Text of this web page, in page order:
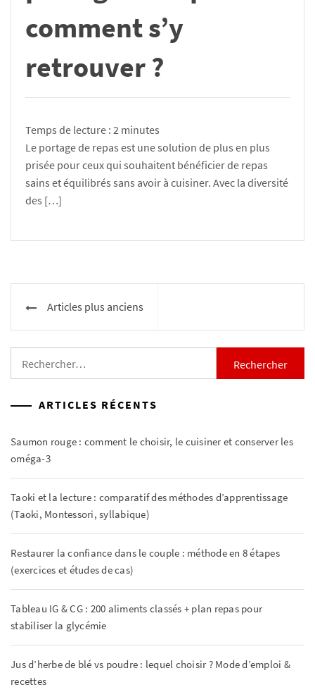
comment s’y
retrouver ?
Temps de lecture : 2 minutes
Le portage de repas est une solution de plus en plus
prisée pour ceux qui souhaitent bénéficier de repas
sains et équilibrés sans avoir à cuisiner. Avec la diversité
des […]
Navigation
articles
Articles plus anciens
ARTICLES RÉCENTS
Saumon rouge : comment le choisir, le cuisiner et conserver les
oméga-3
Taoki et la lecture : comparatif des méthodes d’apprentissage
(Taoki, Montessori, syllabique)
Restaurer la confiance dans le couple : méthode en 8 étapes
(exercices et études de cas)
Tableau IG & CG : 200 aliments classés + plan repas pour
stabiliser la glycémie
Jus d’herbe de blé vs poudre : lequel choisir ? Mode d’emploi &
recettes